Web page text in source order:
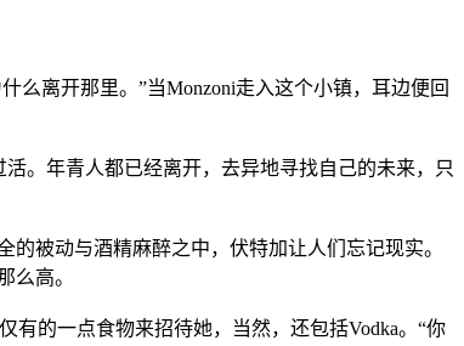
离开那里。”当Monzoni走入这个小镇，耳边便回
。年青人都已经离开，去异地寻找自己的未来，只
被动与酒精麻醉之中，伏特加让人们忘记现实。
么高。
有的一点食物来招待她，当然，还包括Vodka。“你